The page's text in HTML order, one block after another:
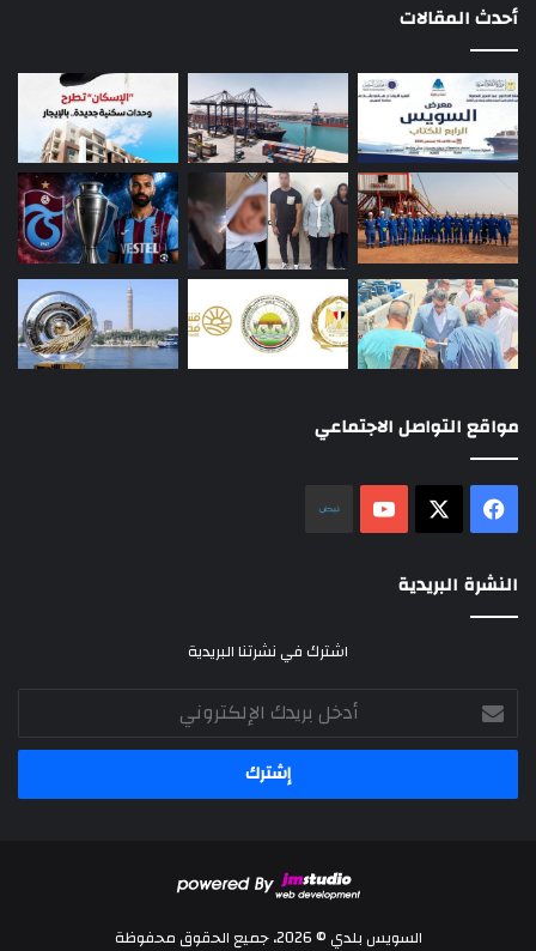
أحدث المقالات
مواقع التواصل الاجتماعي
فيسبوك ‫YouTube
النشرة البريدية
اشترك في نشرتنا البريدية
أدخل
بريدك
الإلكتروني
السويس بلدي © 2026، جميع الحقوق محفوظة